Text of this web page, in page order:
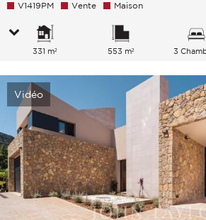
V1419PM Vente Maison
331 m² 553 m² 3
Vidéo